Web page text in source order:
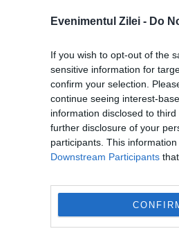
Evenimentul Zilei - Do
If you wish to opt-out of the
sensitive information for
confirm your selection.
continue seeing interest-
information disclosed to
further disclosure of your
participants. This
Downstream Participants